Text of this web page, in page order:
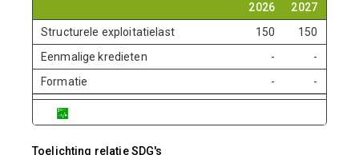
2026
2027
Structurele exploitatielast
150 150
Eenmalige kredieten
- -
Formatie
- -
Toelichting relatie SDG's